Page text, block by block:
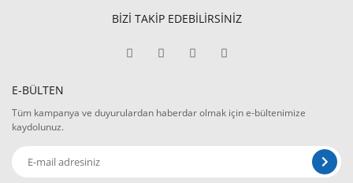
BİZİ TAKİP EDEBİLİRSİNİZ
E-BÜLTEN
Tüm kampanya ve duyurulardan haberdar olmak için e-bültenimize
kaydolunuz.